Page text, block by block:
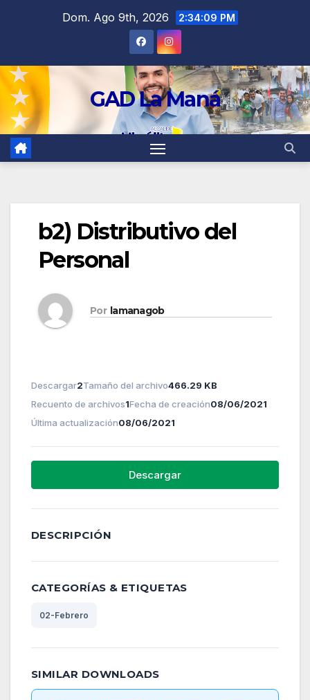
Dom. Ago 9th, 2026 2:34:10 PM
GAD La Maná
b2) Distributivo del
Personal
Por lamanagob
Descargar2Tamaño del archivo466.29 KB
Recuento de archivos1Fecha de creación08/06/2021
Última actualización08/06/2021
Descargar
DESCRIPCIÓN
CATEGORÍAS & ETIQUETAS
02-Febrero
SIMILAR DOWNLOADS